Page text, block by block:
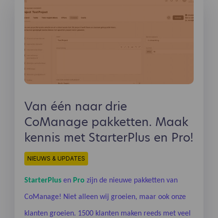
Van één naar drie
CoManage pakketten. Maak
kennis met StarterPlus en Pro!
NIEUWS & UPDATES
StarterPlus en Pro zijn de nieuwe pakketten van
CoManage! Niet alleen wij groeien, maar ook onze
klanten groeien. 1500 klanten maken reeds met veel